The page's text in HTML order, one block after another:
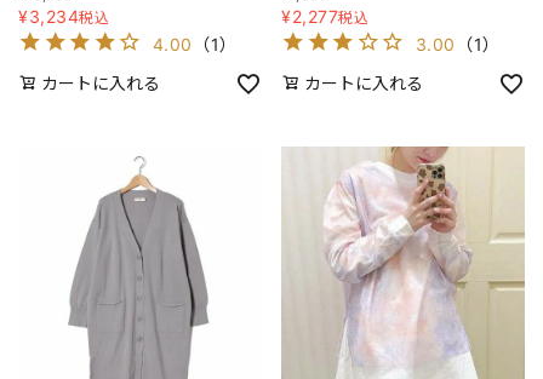
¥3,234税込
4.00 （1）
カートに入れる
¥2,277税込
3.00 （1）
カートに入れる